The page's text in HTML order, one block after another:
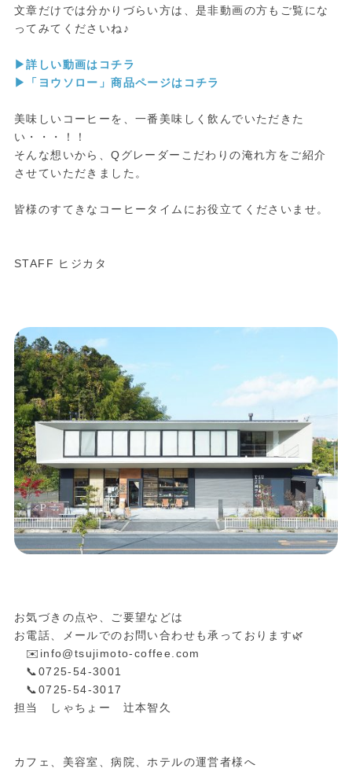
文章だけでは分かりづらい方は、是非動画の方もご覧にな
ってみてくださいね♪
▶︎詳しい動画はコチラ
▶︎「ヨウソロー」商品ページはコチラ
美味しいコーヒーを、一番美味しく飲んでいただきた
い・・・！！
そんな想いから、Qグレーダーこだわりの淹れ方をご紹介
させていただきました。
皆様のすてきなコーヒータイムにお役立てくださいませ。
STAFF ヒジカタ
お気づきの点や、ご要望などは
お電話、メールでのお問い合わせも承っております🌿
✉️info@tsujimoto-coffee.com
📞0725-54-3001
📞0725-54-3017
担当 しゃちょー 辻本智久
カフェ、美容室、病院、ホテルの運営者様へ